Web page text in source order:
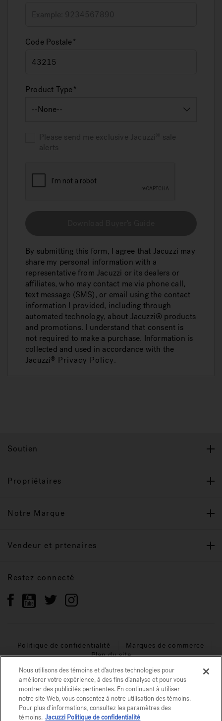
Code Postale
Product Type
Please send me exclusive Jacuzzi
sale
alerts
By submitting this form, I agree that Jacuzzi may
share my personal information with a
representative from Jacuzzi or its dealers or
affiliates, who may contact me via phone call,
text message (SMS), or email using the contact
information I provided, including through
automated technology, about Jacuzzi® products
and promotions. I understand that consent is
not required to make a purchase. Information is
collected and used in accordance with the
Jacuzzi® Privacy Policy.
Soutien
Propriétaires
Notre Marque
Vendeur et prtenaires
Restez connecté
Politique de confidentialité
Marques de commerce
Plan du site
© 2026 Jacuzzi Inc. Tous droits réservés.
Nous utilisons des témoins et d’autres technologies pour
améliorer votre expérience, à des fins d’analyse et pour vous
montrer des publicités pertinentes. En continuant à utiliser
notre site Web, vous consentez à notre utilisation des témoins.
Pour plus d'informations, consultez les paramètres des
témoins. Jacuzzi Politique de confidentialité